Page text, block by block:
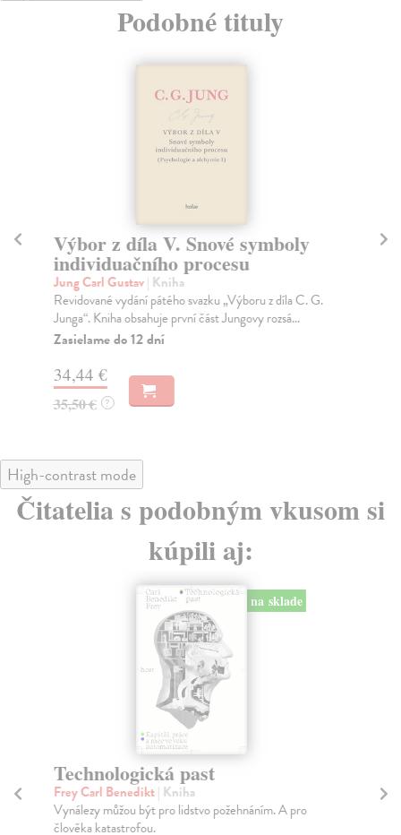
Podobné tituly
Výbor z díla II. Archetypy a
nevědomí
Jung Carl Gustav| Kniha
Revidované vydání druhého svazku „Výboru z díla C. G.
Junga“. Kniha obsahuje Jungovy texty: Teoretic...
Zasielame do 12 dní
38,02 €
39,20 € ?
High-contrast mode
Čitatelia s podobným vkusom si
kúpili aj:
E-KNIHA
Třetí strana trojúhelníku. Teorie
a praxe orální historie